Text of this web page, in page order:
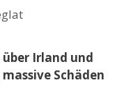
Irland und
Schäden